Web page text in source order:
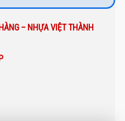
– NHỰA VIỆT THÀNH